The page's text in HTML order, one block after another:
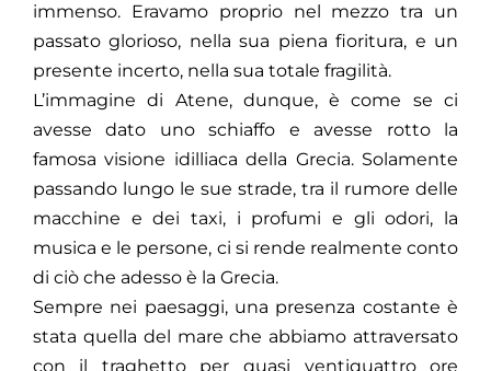
immenso. Eravamo proprio nel mezzo tra un
passato glorioso, nella sua piena fioritura, e un
presente incerto, nella sua totale fragilità.
L’immagine di Atene, dunque, è come se ci
avesse dato uno schiaffo e avesse rotto la
famosa visione idilliaca della Grecia. Solamente
passando lungo le sue strade, tra il rumore delle
macchine e dei taxi, i profumi e gli odori, la
musica e le persone, ci si rende realmente conto
di ciò che adesso è la Grecia.
Sempre nei paesaggi, una presenza costante è
stata quella del mare che abbiamo attraversato
con il traghetto per quasi ventiquattro ore